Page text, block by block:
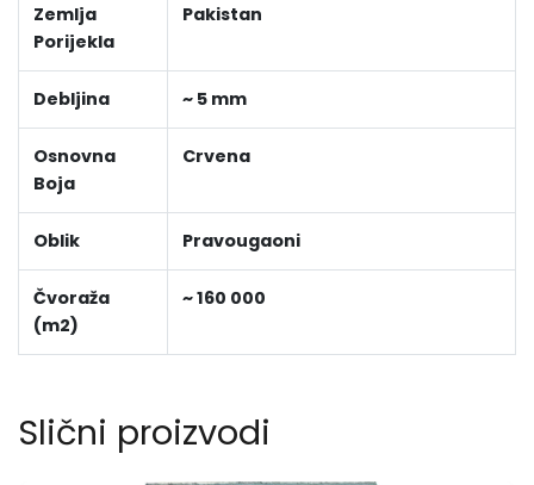
Zemlja
Porijekla
Pakistan
Debljina ~ 5 mm
Osnovna
Boja
Crvena
Oblik Pravougaoni
Čvoraža
(m2)
~ 160 000
Slični proizvodi